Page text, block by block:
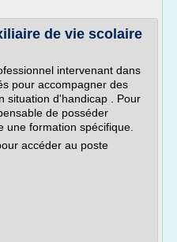
de vie scolaire
intervenant dans
pour accompagner des
situation d'handicap . Pour
de posséder
une formation spécifique.
accéder au poste